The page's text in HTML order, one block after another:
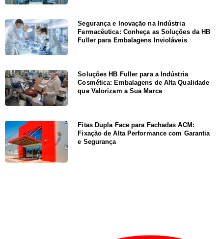
Segurança e Inovação na Indústria
Farmacêutica: Conheça as Soluções da HB
Fuller para Embalagens Invioláveis
Soluções HB Fuller para a Indústria
Cosmética: Embalagens de Alta Qualidade
que Valorizam a Sua Marca
Fitas Dupla Face para Fachadas ACM:
Fixação de Alta Performance com Garantia
e Segurança